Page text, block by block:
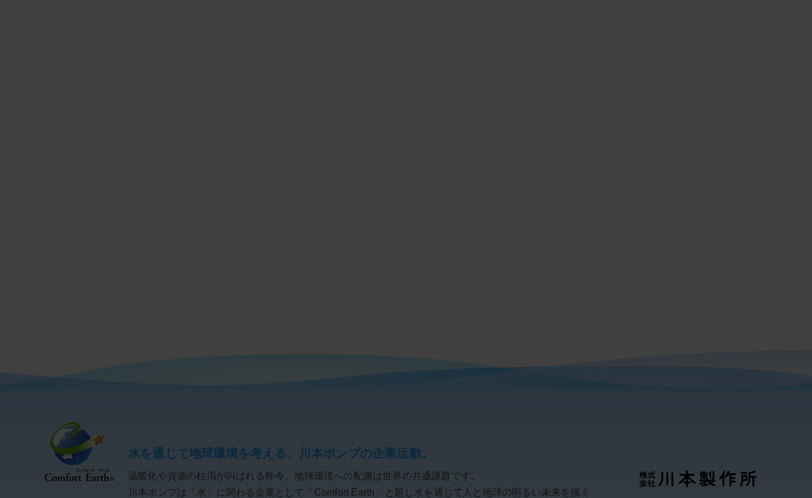
水を通じて地球環境を考える、川本ポンプの企業活動。
温暖化や資源の枯渇が叫ばれる昨今、地球環境への配慮は世界の共通課題です。
川本ポンプは「水」に関わる企業として「Comfort Earth」と題し水を通じて人と地球の明るい未来を描く